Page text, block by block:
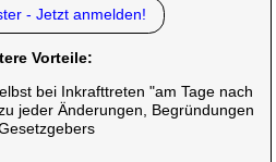
- Jetzt anmelden!
Vorteile:
bei Inkrafttreten "am Tage nach
jeder Änderungen, Begründungen